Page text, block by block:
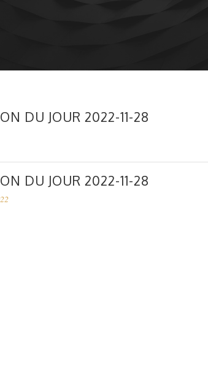
DU JOUR 2022-11-28
DU JOUR 2022-11-28